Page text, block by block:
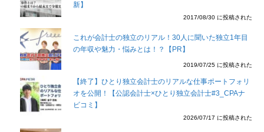
新】
2017/08/30 に投稿された
これが会計士の独立のリアル！30人に聞いた独立1年目
の年収や魅力・悩みとは！？【PR】
2019/07/25 に投稿された
【終了】ひとり独立会計士のリアルな仕事ポートフォリ
オを公開！【公認会計士×ひとり独立会計士#3_CPAナ
ビコミ】
2026/07/17 に投稿された